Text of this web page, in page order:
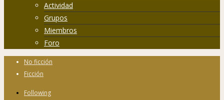
Actividad
Grupos
Miembros
Foro
No ficción
Ficción
Following